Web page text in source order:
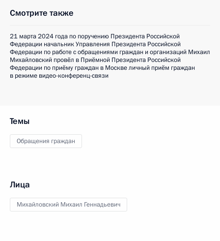
Смотрите также
21 марта 2024 года по поручению Президента Российской
Федерации начальник Управления Президента Российской
Федерации по работе с обращениями граждан и организаций Михаил
Михайловский провёл в Приёмной Президента Российской
Федерации по приёму граждан в Москве личный приём граждан
в режиме видео-конференц-связи
Темы
Обращения граждан
Лица
Михайловский Михаил Геннадьевич